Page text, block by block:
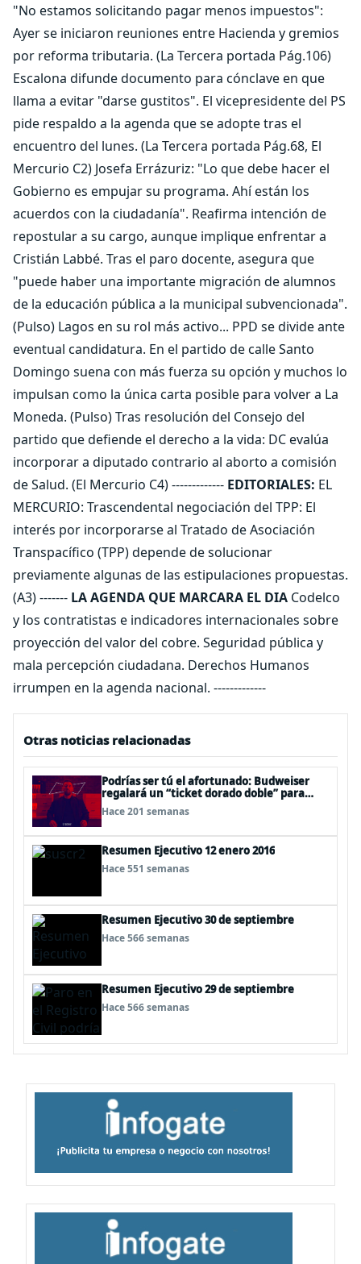
"No estamos solicitando pagar menos impuestos":
Ayer se iniciaron reuniones entre Hacienda y gremios
por reforma tributaria. (La Tercera portada Pág.106)
Escalona difunde documento para cónclave en que
llama a evitar "darse gustitos". El vicepresidente del PS
pide respaldo a la agenda que se adopte tras el
encuentro del lunes. (La Tercera portada Pág.68, El
Mercurio C2) Josefa Errázuriz: "Lo que debe hacer el
Gobierno es empujar su programa. Ahí están los
acuerdos con la ciudadanía". Reafirma intención de
repostular a su cargo, aunque implique enfrentar a
Cristián Labbé. Tras el paro docente, asegura que
"puede haber una importante migración de alumnos
de la educación pública a la municipal subvencionada".
(Pulso) Lagos en su rol más activo... PPD se divide ante
eventual candidatura. En el partido de calle Santo
Domingo suena con más fuerza su opción y muchos lo
impulsan como la única carta posible para volver a La
Moneda. (Pulso) Tras resolución del Consejo del
partido que defiende el derecho a la vida: DC evalúa
incorporar a diputado contrario al aborto a comisión
de Salud. (El Mercurio C4) ------------- EDITORIALES: EL
MERCURIO: Trascendental negociación del TPP: El
interés por incorporarse al Tratado de Asociación
Transpacífico (TPP) depende de solucionar
previamente algunas de las estipulaciones propuestas.
(A3) ------- LA AGENDA QUE MARCARA EL DIA Codelco
y los contratistas e indicadores internacionales sobre
proyección del valor del cobre. Seguridad pública y
mala percepción ciudadana. Derechos Humanos
irrumpen en la agenda nacional. -------------
Otras noticias relacionadas
Podrías ser tú el afortunado: Budweiser
regalará un “ticket dorado doble” para
llevar a fanáticos al Mundial de Qatar 2022
con todo pagado
Hace 201 semanas
Resumen Ejecutivo 12 enero 2016
Hace 551 semanas
Resumen Ejecutivo 30 de septiembre
Hace 566 semanas
Resumen Ejecutivo 29 de septiembre
Hace 566 semanas